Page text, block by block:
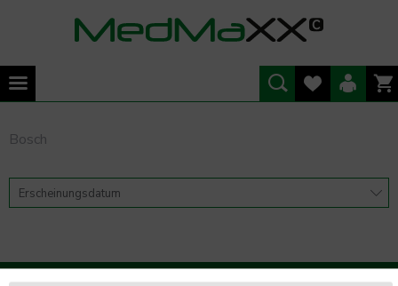
Bosch